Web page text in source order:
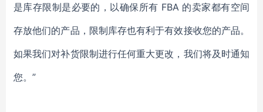
是库存限制是必要的，以确保所有 FBA 的卖家都有空间
存放他们的产品，限制库存也有利于有效接收您的产品。
如果我们对补货限制进行任何重大更改，我们将及时通知
您。”